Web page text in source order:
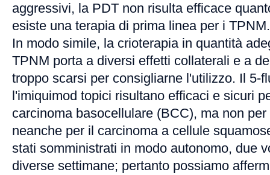
aggressivi, la PDT non risulta efficace
esiste una terapia di prima linea per i TPNM.
In modo simile, la crioterapia in quantità
TPNM porta a diversi effetti collaterali e a
troppo scarsi per consigliarne l'utilizzo. Il 5-
l'imiquimod topici risultano efficaci e sicuri
carcinoma basocellulare (BCC), ma non
neanche per il carcinoma a cellule
stati somministrati in modo autonomo, due
diverse settimane; pertanto possiamo